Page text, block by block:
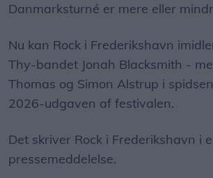
Danmarksturné er mere eller
Nu kan Rock i Frederikshavn
Thy-bandet Jonah Blacksmith -
Thomas og Simon Alstrup i
2026-udgaven af festivalen.
Det skriver Rock i Frederikshavn i
pressemeddelelse.